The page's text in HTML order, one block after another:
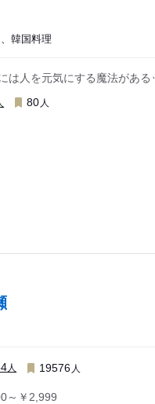
韓国料理
人を元気にする魔法がある
80 人
人 19576 人
～￥2,999